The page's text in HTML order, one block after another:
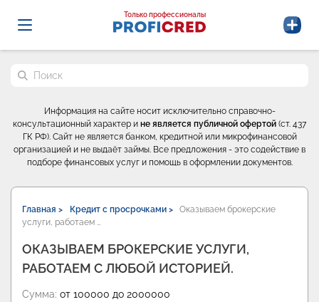
Probrokery - Только профессионалы
Только профессионалы
Поиск по сайту
Информация на сайте носит исключительно справочно-
консультационный характер и не является публичной офертой (ст. 437
ГК РФ). Сайт не является банком, кредитной или микрофинансовой
организацией и не выдаёт займы. Все предложения - это содействие в
подборе финансовых услуг и помощь в оформлении документов.
Главная > Кредит с просрочками >
Оказываем брокерские
услуги, работаем …
ОКАЗЫВАЕМ БРОКЕРСКИЕ УСЛУГИ,
РАБОТАЕМ С ЛЮБОЙ ИСТОРИЕЙ.
Сумма: от 100000 до 2000000